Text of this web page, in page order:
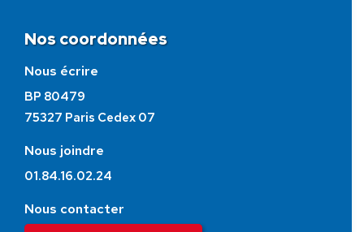
Nos coordonnées
Nous écrire
BP 80479
75327 Paris Cedex 07
Nous joindre
01.84.16.02.24
Nous contacter